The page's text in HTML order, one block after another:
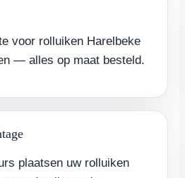
voor rolluiken Harelbeke
— alles op maat besteld.
plaatsen uw rolluiken